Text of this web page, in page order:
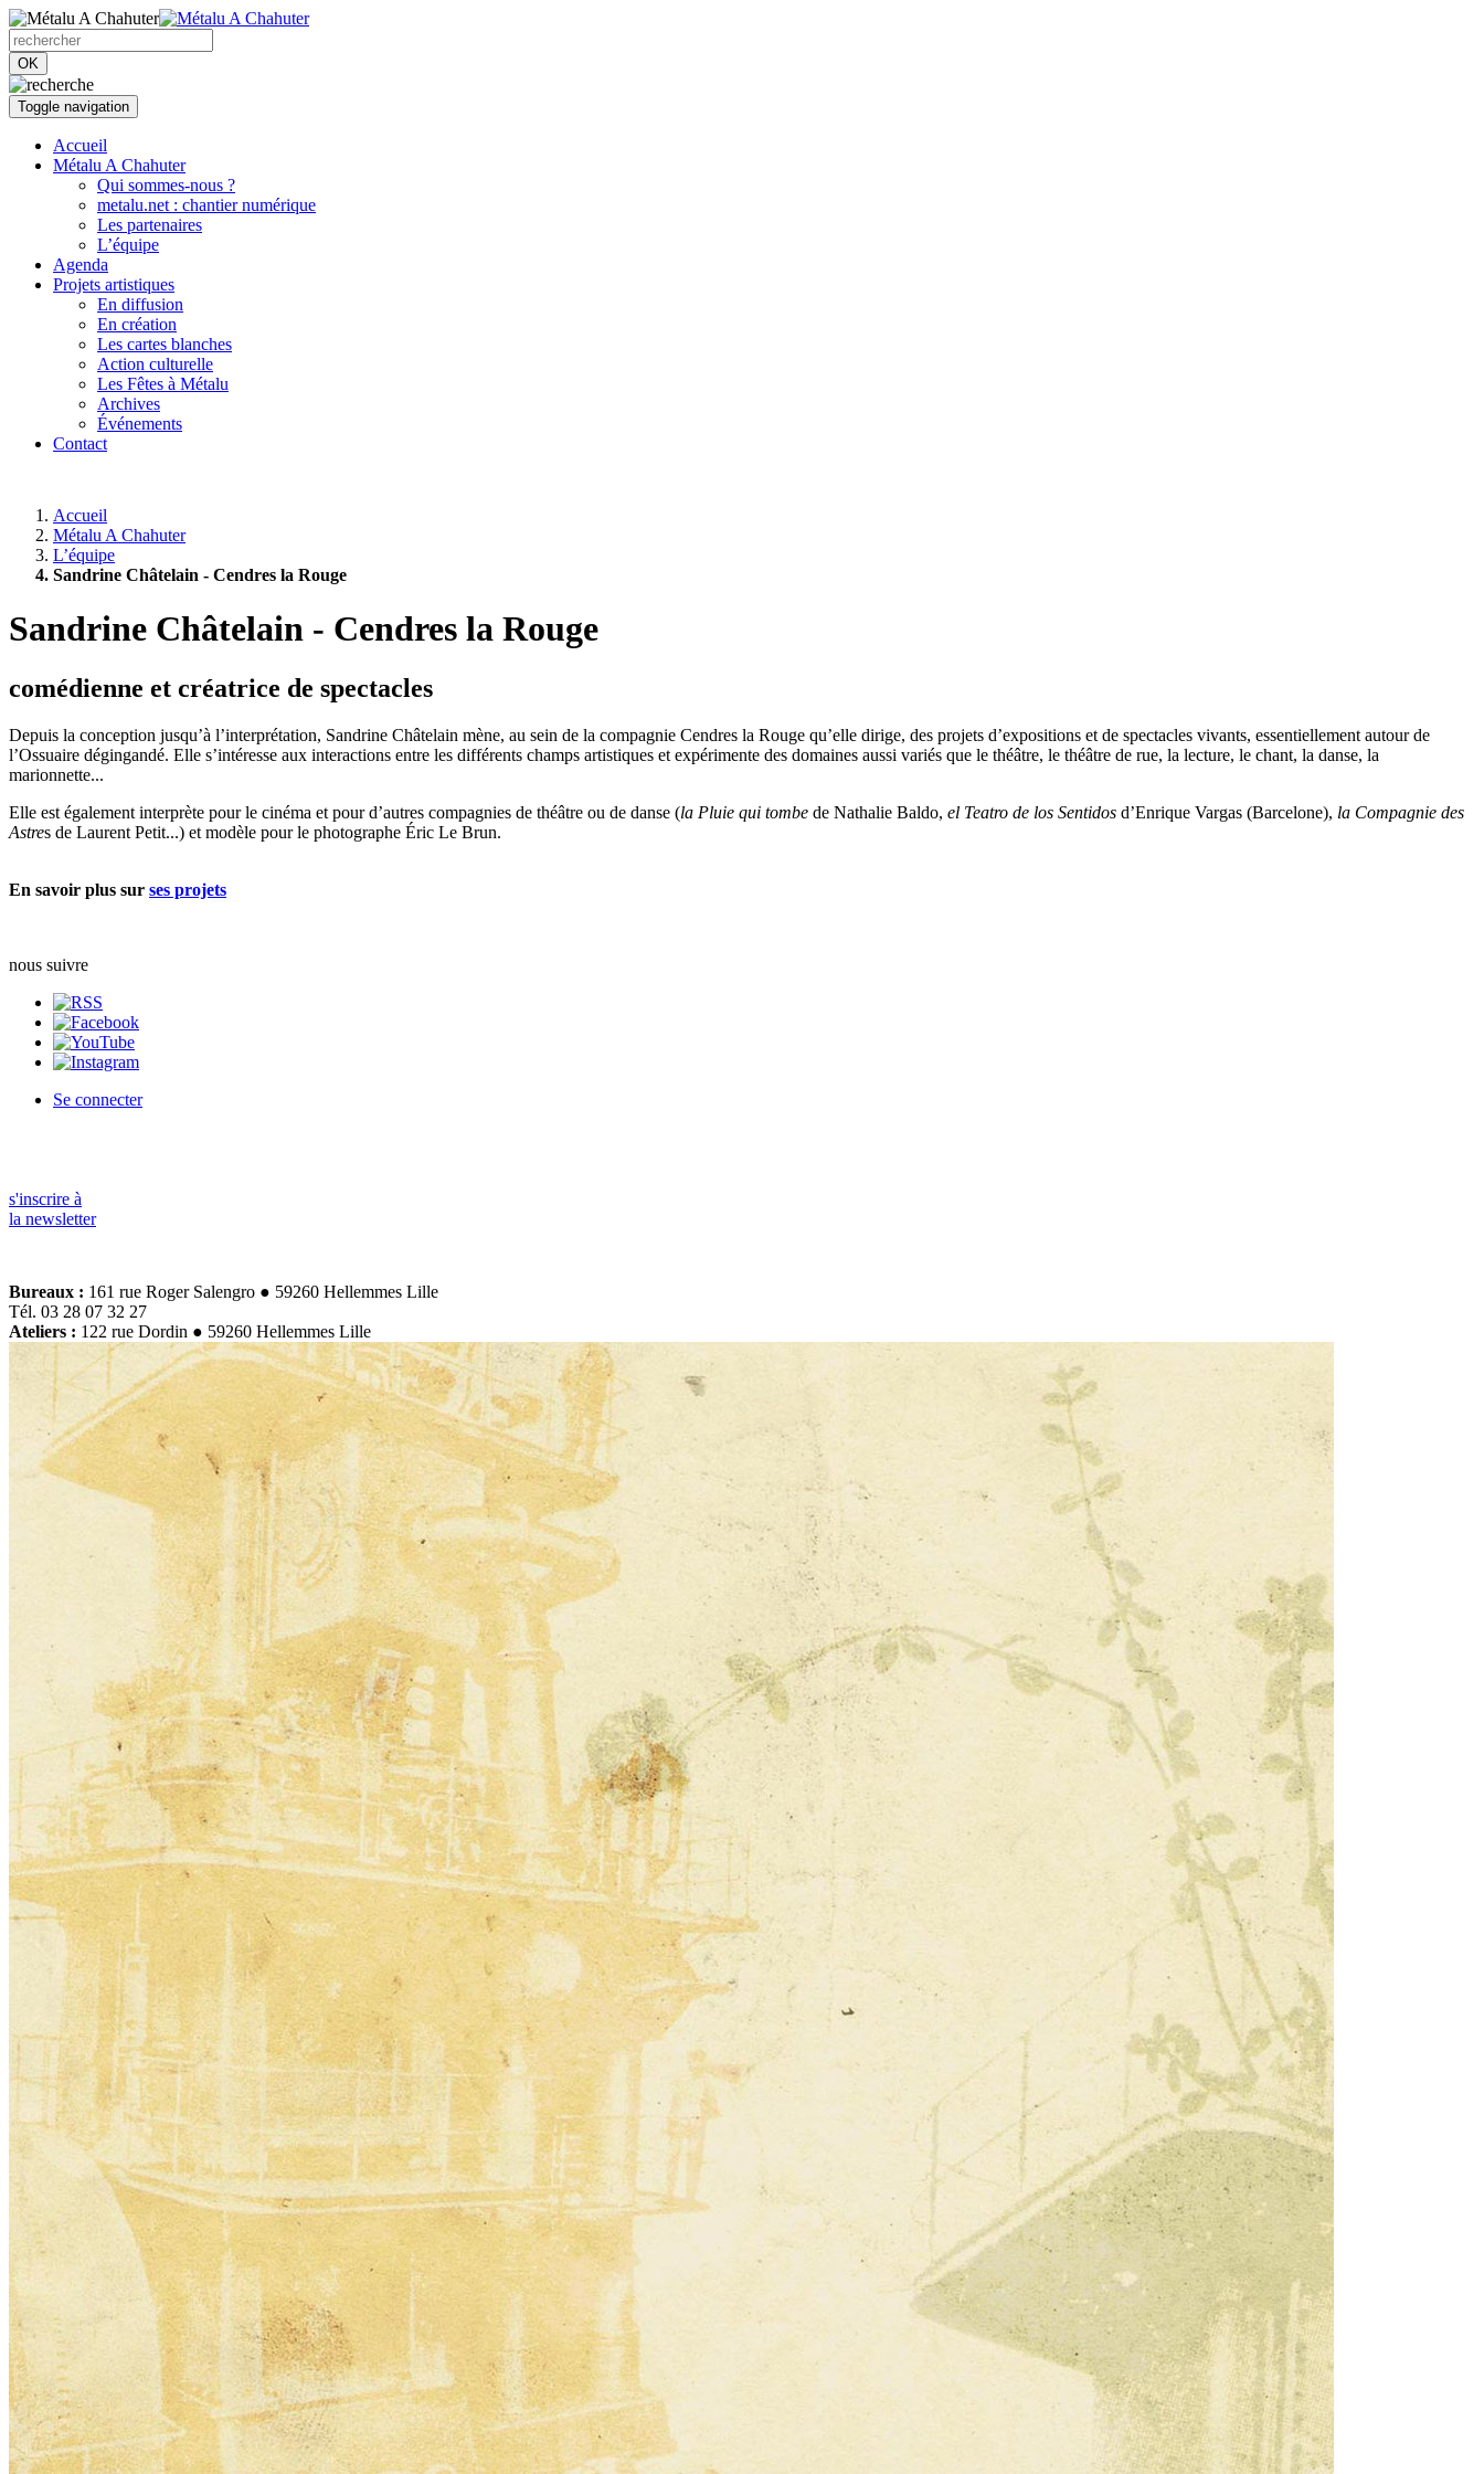
OK
Toggle navigation
Accueil
Métalu A Chahuter
Qui sommes-nous ?
metalu.net : chantier numérique
Les partenaires
L’équipe
Agenda
Projets artistiques
En diffusion
En création
Les cartes blanches
Action culturelle
Les Fêtes à Métalu
Archives
Événements
Contact
Accueil
Métalu A Chahuter
L’équipe
Sandrine Châtelain - Cendres la Rouge
Sandrine Châtelain - Cendres la Rouge
comédienne et créatrice de spectacles
Depuis la conception jusqu’à l’interprétation, Sandrine Châtelain mène, au sein de la compagnie Cendres la Rouge qu’elle dirige, des projets d’expositions et de spectacles vivants, essentiellement autour de
l’Ossuaire dégingandé. Elle s’intéresse aux interactions entre les différents champs artistiques et expérimente des domaines aussi variés que le théâtre, le théâtre de rue, la lecture, le chant, la danse, la
marionnette...
Elle est également interprète pour le cinéma et pour d’autres compagnies de théâtre ou de danse (la Pluie qui tombe de Nathalie Baldo, el Teatro de los Sentidos d’Enrique Vargas (Barcelone), la Compagnie des
Astres de Laurent Petit...) et modèle pour le photographe Éric Le Brun.
En savoir plus sur ses projets
nous suivre
Se connecter
s'inscrire à
la newsletter
Bureaux : 161 rue Roger Salengro ● 59260 Hellemmes Lille
Tél. 03 28 07 32 27
Ateliers : 122 rue Dordin ● 59260 Hellemmes Lille